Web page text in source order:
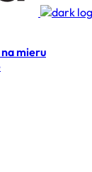
mieru